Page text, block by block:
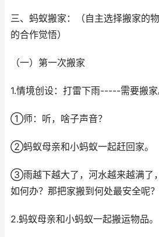
三、蚂蚁搬家：（自主选择搬家的
的合作觉悟）
（一）第一次搬家
1.情境创设：打雷下雨-----需要搬家
①师：听，啥子声音？
②蚂蚁母亲和小蚂蚁一起赶回家。
③雨越下越大了，河水越来越满了
如何办？那把家搬到何处最安全呢？
2.蚂蚁母亲和小蚂蚁一起搬运物品。